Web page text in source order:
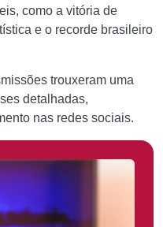
como a vitória de
e o recorde brasileiro
trouxeram uma
detalhadas,
nas redes sociais.